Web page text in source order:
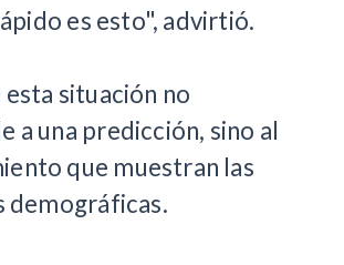
es esto", advirtió.
situación no
a una predicción, sino al
que muestran las
demográficas.